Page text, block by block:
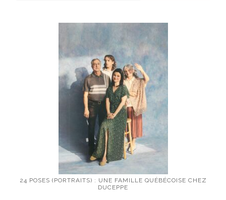
24 POSES (PORTRAITS) : UNE FAMILLE QUÉBÉCOISE CHEZ
DUCEPPE